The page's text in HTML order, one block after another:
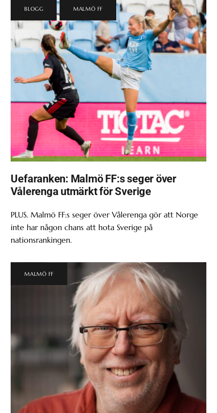
BLOGG MALMÖ FF
Uefaranken: Malmö FF:s seger över
Vålerenga utmärkt för Sverige
PLUS. Malmö FF:s seger över Vålerenga gör att Norge
inte har någon chans att hota Sverige på
nationsrankingen.
MALMÖ FF